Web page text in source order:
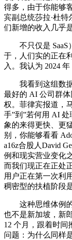
得多，由于你能够
宾副总统莎拉·杜特
们新增的收入几乎
不只仅是 SaaS
于，人们实的正在
入。我认为 2024
我看到这组数据
最好的 AI 公司群
权。菲律宾报道，
手”到”若何用 AI
象的来得更快、更
别，你能够看看
a16z合股人David
例和现实营业变化
而我们现正在正处
用户正在第一次利
稠密型的扶植阶段
这种思维体例的
也不是新加坡，新
12 个月，跟着时间
问题：为什么同样